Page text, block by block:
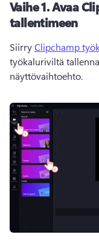
Vaihe 1.Avaa
tallentimeen
Siirry Clipchamp
työkaluriviltä
näyttövaihtoehto.